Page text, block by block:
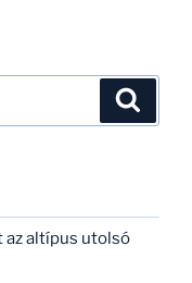
az altípus utolsó